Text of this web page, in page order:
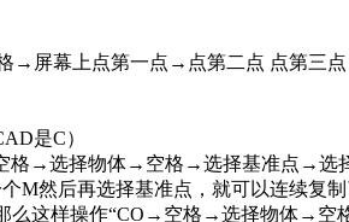
→屏幕上点第一点→点第二点 点第三点
是C）
格→选择物体→空格→选择基准点→选
M然后再选择基准点，就可以连续复
么这样操作“CO→空格→选择物体→